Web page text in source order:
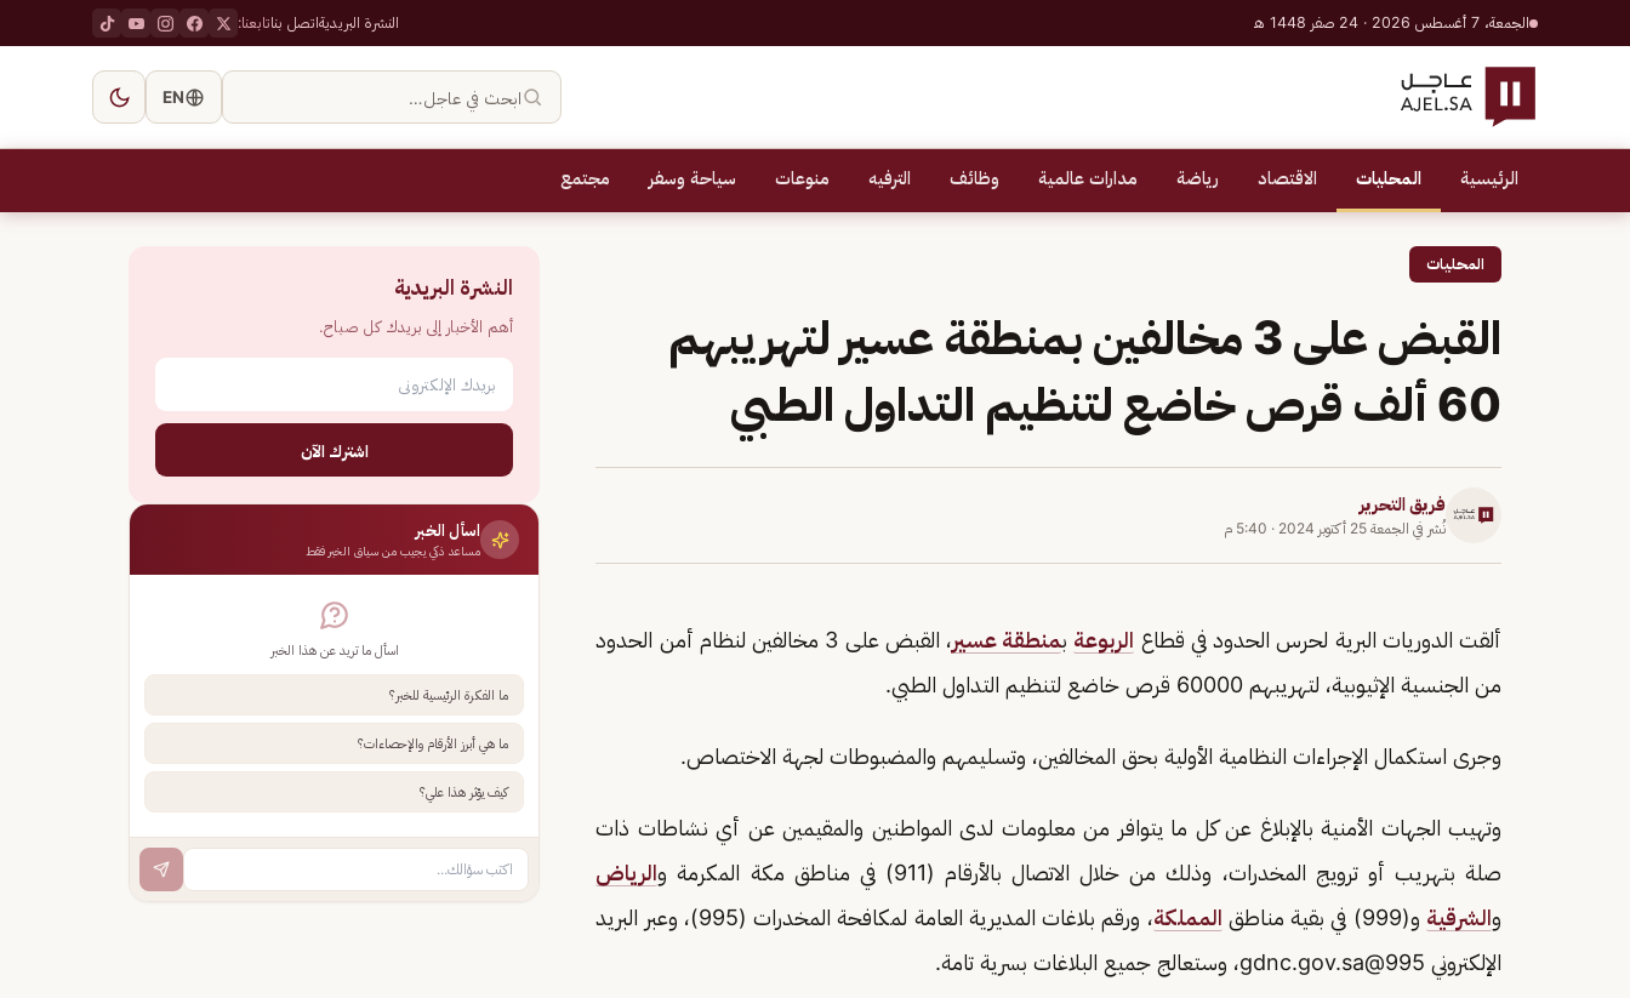
الجمعة، 7 أغسطس 2026 · 24 صفر 1448 هـ النشرة البريديةاتصل بناتابعنا:
ابحث في عاجل… EN
الرئيسية المحليات الاقتصاد رياضة مدارات عالمية وظائف الترفيه منوعات سياحة وسفر مجتمع
المحليات
القبض على 3 مخالفين بمنطقة عسير لتهريبهم
60 ألف قرص خاضع لتنظيم التداول الطبي
فريق التحرير
نُشر في الجمعة 25 أكتوبر 2024 · 5:40 م
ألقت الدوريات البرية لحرس الحدود في قطاع الربوعة بمنطقة عسير
، القبض على 3 مخالفين لنظام أمن الحدود
من الجنسية الإثيوبية، لتهريبهم 60000 قرص خاضع لتنظيم التداول الطبي.
وجرى استكمال الإجراءات النظامية الأولية بحق المخالفين، وتسليمهم والمضبوطات لجهة الاختصاص.
وتهيب الجهات الأمنية بالإبلاغ عن كل ما يتوافر من معلومات لدى المواطنين والمقيمين عن أي نشاطات ذات
صلة بتهريب أو ترويج المخدرات، وذلك من خلال الاتصال بالأرقام (911) في مناطق مكة المكرمة و
الرياض
والشرقية و(999) في بقية مناطق المملكة
، ورقم بلاغات المديرية العامة لمكافحة المخدرات (995)، وعبر البريد
الإلكتروني 995@gdnc.gov.sa ، وستعالج جميع البلاغات بسرية تامة.
النشرة البريدية
أهم الأخبار إلى بريدك كل صباح.
اشترك الآن
اسأل الخبر
مساعد ذكي يجيب من سياق الخبر فقط
اسأل ما تريد عن هذا الخبر
ما الفكرة الرئيسية للخبر؟
ما هي أبرز الأرقام والإحصاءات؟
كيف يؤثر هذا علي؟